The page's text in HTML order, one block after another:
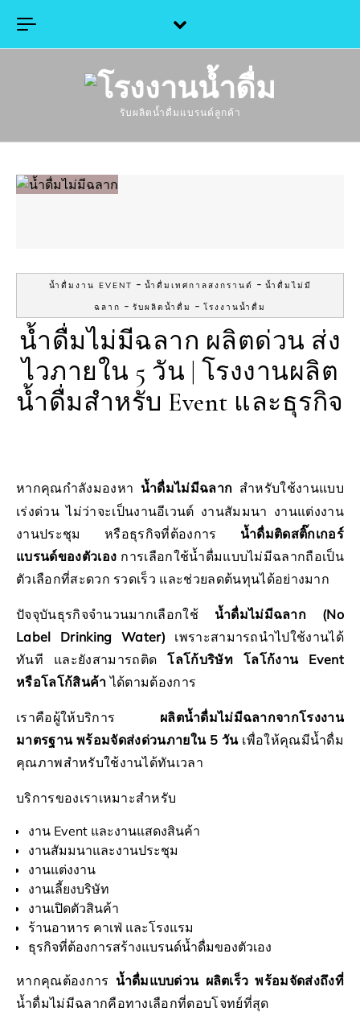
รับผลิตน้ำดื่มแบรนด์ลูกค้า
น้ำดื่มงาน EVENT - น้ำดื่มเทศกาลสงกรานต์ - น้ำดื่มไม่มี
ฉลาก - รับผลิตน้ำดื่ม - โรงงานน้ำดื่ม
น้ำดื่มไม่มีฉลาก ผลิตด่วน ส่ง
ไวภายใน 5 วัน | โรงงานผลิต
น้ำดื่มสำหรับ Event และธุรกิจ
หากคุณกำลังมองหา น้ำดื่มไม่มีฉลาก สำหรับใช้งานแบบ
เร่งด่วน ไม่ว่าจะเป็นงานอีเวนต์ งานสัมมนา งานแต่งงาน
งานประชุม หรือธุรกิจที่ต้องการ น้ำดื่มติดสติ๊กเกอร์
แบรนด์ของตัวเอง การเลือกใช้น้ำดื่มแบบไม่มีฉลากถือเป็น
ตัวเลือกที่สะดวก รวดเร็ว และช่วยลดต้นทุนได้อย่างมาก
ปัจจุบันธุรกิจจำนวนมากเลือกใช้ น้ำดื่มไม่มีฉลาก (No
Label Drinking Water) เพราะสามารถนำไปใช้งานได้
ทันที และยังสามารถติดโลโก้บริษัท โลโก้งาน Event
หรือโลโก้สินค้า ได้ตามต้องการ
เราคือผู้ให้บริการ ผลิตน้ำดื่มไม่มีฉลากจากโรงงาน
มาตรฐาน พร้อมจัดส่งด่วนภายใน 5 วันเพื่อให้คุณมีน้ำดื่ม
คุณภาพสำหรับใช้งานได้ทันเวลา
บริการของเราเหมาะสำหรับ
งาน Event และงานแสดงสินค้า
งานสัมมนาและงานประชุม
งานแต่งงาน
งานเลี้ยงบริษัท
งานเปิดตัวสินค้า
ร้านอาหาร คาเฟ่ และโรงแรม
ธุรกิจที่ต้องการสร้างแบรนด์น้ำดื่มของตัวเอง
หากคุณต้องการ น้ำดื่มแบบด่วน ผลิตเร็ว พร้อมจัดส่งถึงที่
น้ำดื่มไม่มีฉลากคือทางเลือกที่ตอบโจทย์ที่สุด